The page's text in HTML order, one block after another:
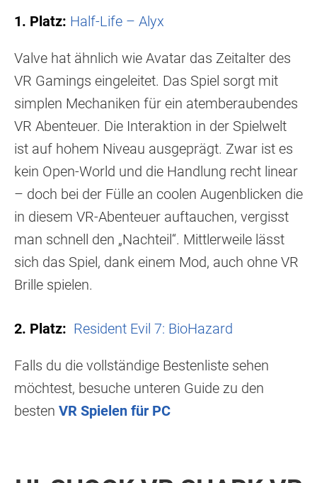
1. Platz: Half-Life – Alyx
Valve hat ähnlich wie Avatar das Zeitalter des
VR Gamings eingeleitet. Das Spiel sorgt mit
simplen Mechaniken für ein atemberaubendes
VR Abenteuer. Die Interaktion in der Spielwelt
ist auf hohem Niveau ausgeprägt. Zwar ist es
kein Open-World und die Handlung recht linear
– doch bei der Fülle an coolen Augenblicken die
in diesem VR-Abenteuer auftauchen, vergisst
man schnell den „Nachteil“. Mittlerweile lässt
sich das Spiel, dank einem Mod, auch ohne VR
Brille spielen.
2. Platz: Resident Evil 7: BioHazard
Falls du die vollständige Bestenliste sehen
möchtest, besuche unteren Guide zu den
besten VR Spielen für PC